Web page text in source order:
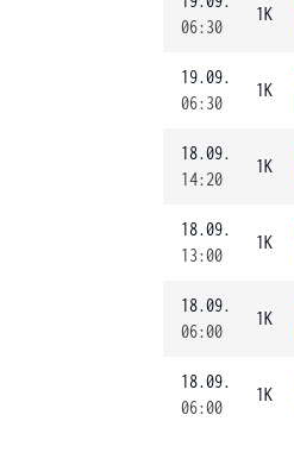
06:30
1K
19.09.
06:30
1K
18.09.
14:20
1K
18.09.
13:00
1K
18.09.
06:00
1K
18.09.
06:00
1K